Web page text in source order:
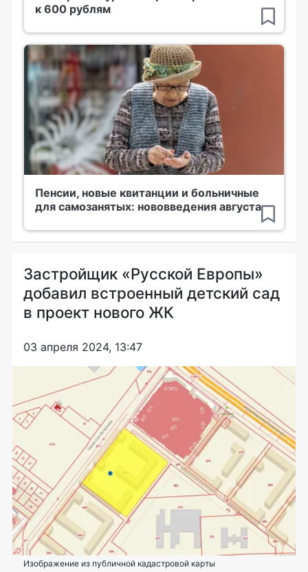
к 600 рублям
Пенсии, новые квитанции и больничные
для самозанятых: нововведения августа
Застройщик «Русской Европы»
добавил встроенный детский сад
в проект нового ЖК
03 апреля 2024, 13:47
Изображение из публичной кадастровой карты